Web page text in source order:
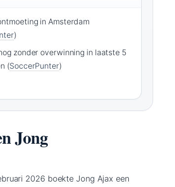
in Amsterdam
)
zonder overwinning in laatste 5
(SoccerPunter)
Jong
2026 boekte Jong Ajax een